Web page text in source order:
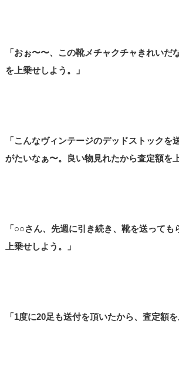
「おぉ〜〜、この靴メチャクチャきれいだ
を上乗せしよう。」
「こんなヴィンテージのデッドストックを
がたいなぁ〜。良い物見れたから査定額を
「○○さん、先週に引き続き、靴を送っても
上乗せしよう。」
「1度に20足も送付を頂いたから、査定額